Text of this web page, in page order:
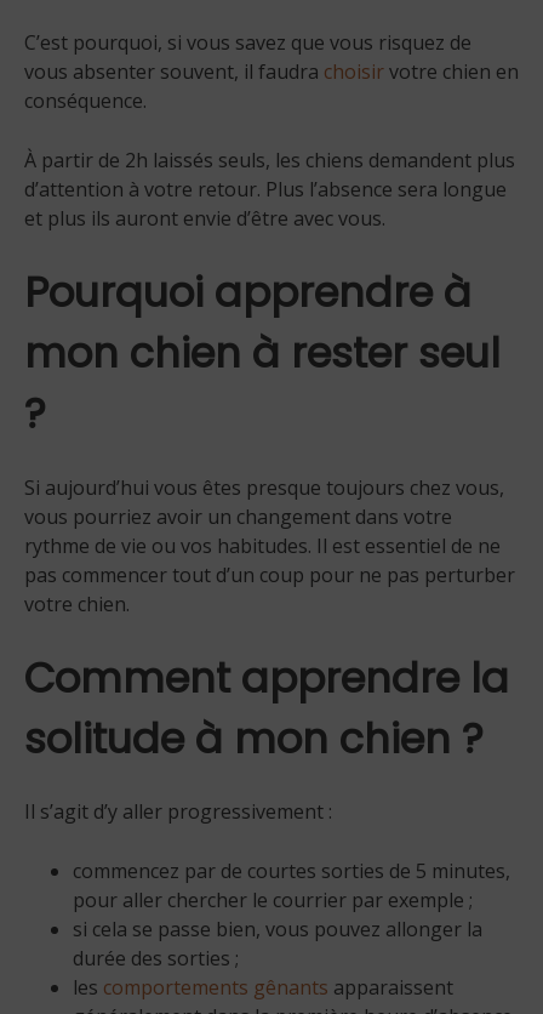
C’est pourquoi, si vous savez que vous risquez de
vous absenter souvent, il faudra choisirvotre chien en
conséquence.
À partir de 2h laissés seuls, les chiens demandent plus
d’attention à votre retour. Plus l’absence sera longue
et plus ils auront envie d’être avec vous.
Pourquoi apprendre à
mon chien à rester seul
?
Si aujourd’hui vous êtes presque toujours chez vous,
vous pourriez avoir un changement dans votre
rythme de vie ou vos habitudes. Il est essentiel de ne
pas commencer tout d’un coup pour ne pas perturber
votre chien.
Comment apprendre la
solitude à mon chien ?
Il s’agit d’y aller progressivement :
commencez par de courtes sorties de 5 minutes,
pour aller chercher le courrier par exemple ;
si cela se passe bien, vous pouvez allonger la
durée des sorties ;
les comportements gênants apparaissent